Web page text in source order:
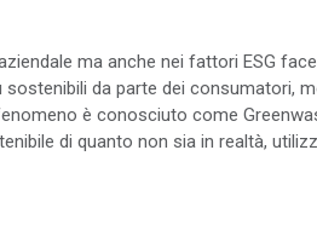
ma anche nei fattori ESG
sostenibili da parte dei consumatori,
è conosciuto come
di quanto non sia in realtà,